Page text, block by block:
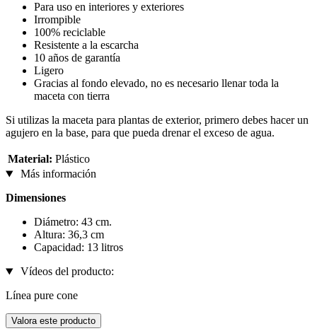
Para uso en interiores y exteriores
Irrompible
100% reciclable
Resistente a la escarcha
10 años de garantía
Ligero
Gracias al fondo elevado, no es necesario llenar toda la
maceta con tierra
Si utilizas la maceta para plantas de exterior, primero debes hacer un
agujero en la base, para que pueda drenar el exceso de agua.
Material: Plástico
Más información
Dimensiones
Diámetro: 43 cm.
Altura: 36,3 cm
Capacidad: 13 litros
Vídeos del producto:
Línea pure cone
Valora este producto